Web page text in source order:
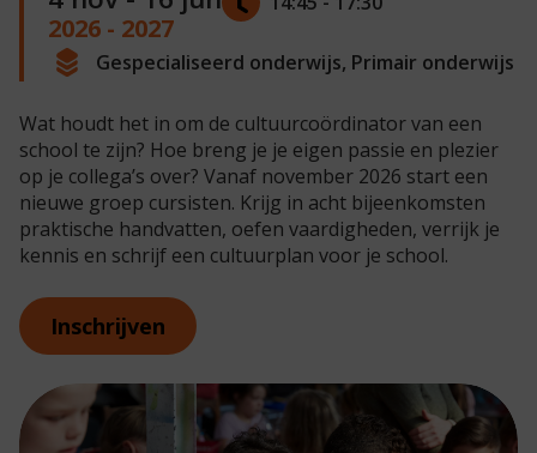
2026 - 2027
Gespecialiseerd onderwijs, Primair onderwijs
Wat houdt het in om de cultuurcoördinator van een
school te zijn? Hoe breng je je eigen passie en plezier
op je collega’s over? Vanaf november 2026 start een
nieuwe groep cursisten. Krijg in acht bijeenkomsten
praktische handvatten, oefen vaardigheden, verrijk je
kennis en schrijf een cultuurplan voor je school.
Inschrijven